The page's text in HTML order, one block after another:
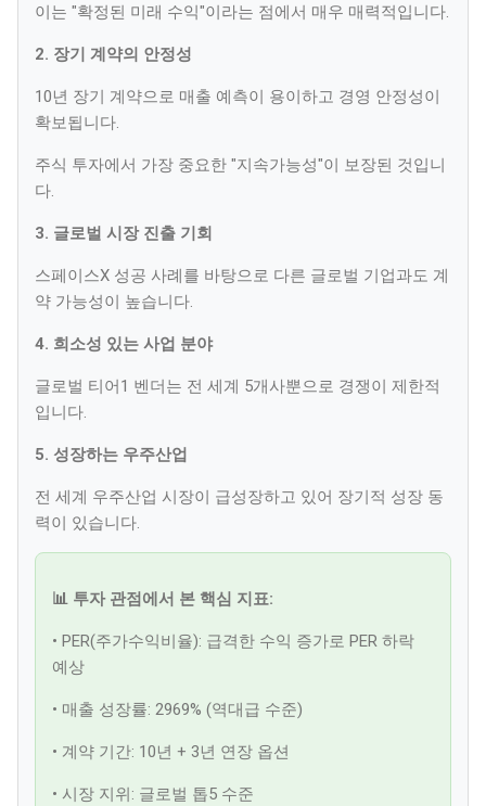
이는 "확정된 미래 수익"이라는 점에서 매우 매력적입니다.
2. 장기 계약의 안정성
10년 장기 계약으로 매출 예측이 용이하고 경영 안정성이
확보됩니다.
주식 투자에서 가장 중요한 "지속가능성"이 보장된 것입니
다.
3. 글로벌 시장 진출 기회
스페이스X 성공 사례를 바탕으로 다른 글로벌 기업과도 계
약 가능성이 높습니다.
4. 희소성 있는 사업 분야
글로벌 티어1 벤더는 전 세계 5개사뿐으로 경쟁이 제한적
입니다.
5. 성장하는 우주산업
전 세계 우주산업 시장이 급성장하고 있어 장기적 성장 동
력이 있습니다.
📊 투자 관점에서 본 핵심 지표:
• PER(주가수익비율): 급격한 수익 증가로 PER 하락
예상
• 매출 성장률: 2969% (역대급 수준)
• 계약 기간: 10년 + 3년 연장 옵션
• 시장 지위: 글로벌 톱5 수준